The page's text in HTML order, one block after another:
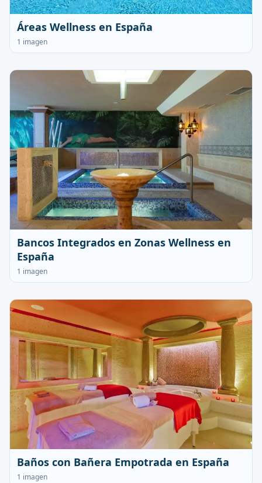
Áreas Wellness en España
1 imagen
Bancos Integrados en Zonas Wellness en
España
1 imagen
Baños con Bañera Empotrada en España
1 imagen